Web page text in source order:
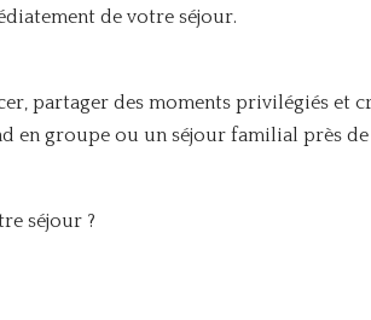
de votre séjour.
partager des moments privilégiés et
en groupe ou un séjour familial près de
séjour ?